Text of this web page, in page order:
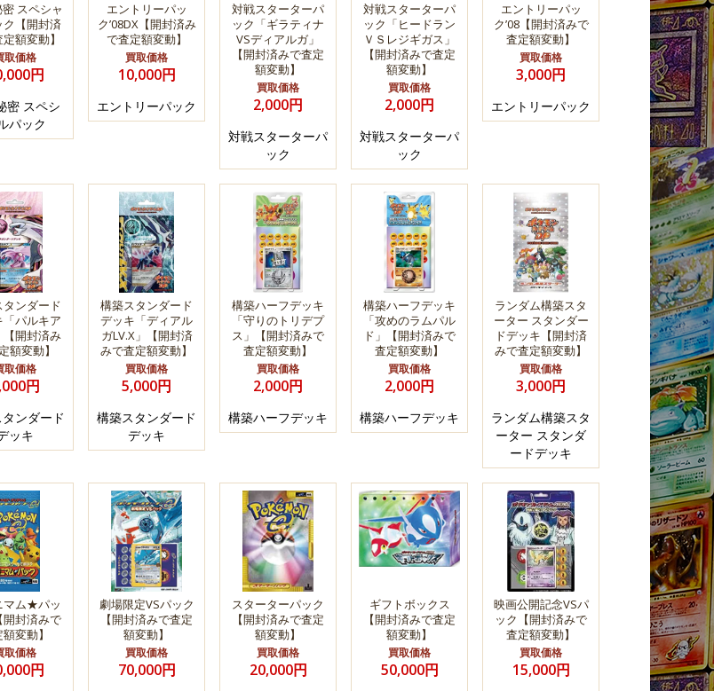
スペシャ
ク【開封済
額変動】
取価格
円
密 スペシ
パック
エントリーパッ
ク’08DX【開封済み
で査定額変動】
買取価格
10,000円
エントリーパック
対戦スターターパ
ック「ギラティナ
VSディアルガ」
【開封済みで査定
額変動】
買取価格
2,000円
対戦スターターパ
ック
対戦スターターパ
ック「ヒードラン
ＶＳレジギガス」
【開封済みで査定
額変動】
買取価格
2,000円
対戦スターターパ
ック
エントリーパッ
ク’08【開封済みで
査定額変動】
買取価格
3,000円
エントリーパック
タンダード
「パルキア
【開封済み
額変動】
取価格
円
ンダード
ッキ
構築スタンダード
デッキ「ディアル
ガLV.X」【開封済
みで査定額変動】
買取価格
5,000円
構築スタンダード
デッキ
構築ハーフデッキ
「守りのトリデプ
ス」【開封済みで
査定額変動】
買取価格
2,000円
構築ハーフデッキ
構築ハーフデッキ
「攻めのラムパル
ド」【開封済みで
査定額変動】
買取価格
2,000円
構築ハーフデッキ
ランダム構築スタ
ーター スタンダー
ドデッキ【開封済
みで査定額変動】
買取価格
3,000円
ランダム構築スタ
ーター スタンダ
ードデッキ
マム★パッ
開封済みで
変動】
取価格
円
劇場限定VSパック
【開封済みで査定
額変動】
買取価格
70,000円
スターターパック
【開封済みで査定
額変動】
買取価格
20,000円
ギフトボックス
【開封済みで査定
額変動】
買取価格
50,000円
映画公開記念VSパ
ック【開封済みで
査定額変動】
買取価格
15,000円